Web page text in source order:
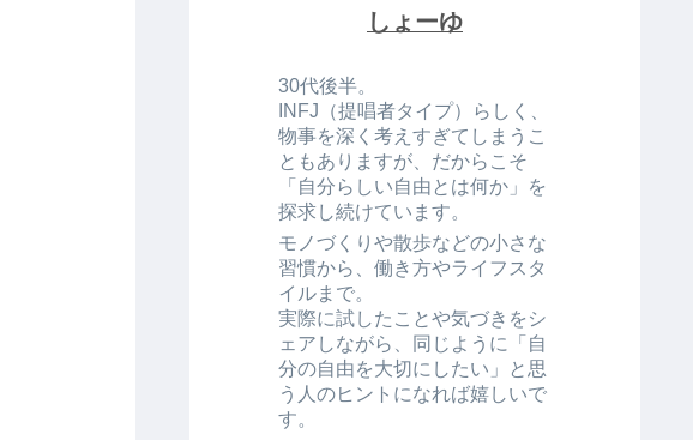
しょーゆ
30代後半。
INFJ（提唱者タイプ）らしく、
物事を深く考えすぎてしまうこ
ともありますが、だからこそ
「自分らしい自由とは何か」を
探求し続けています。
モノづくりや散歩などの小さな
習慣から、働き方やライフスタ
イルまで。
実際に試したことや気づきをシ
ェアしながら、同じように「自
分の自由を大切にしたい」と思
う人のヒントになれば嬉しいで
す。